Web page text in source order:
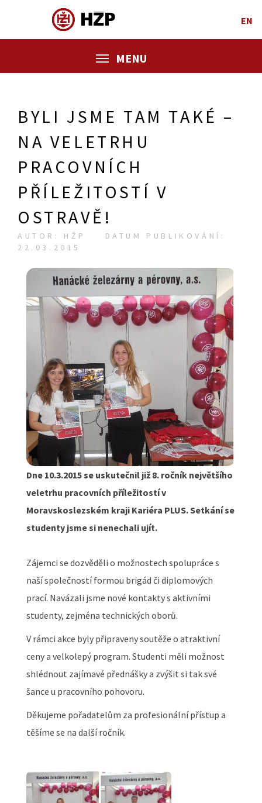
EN
MENU
BYLI JSME TAM TAKÉ –
NA VELETRHU
PRACOVNÍCH
PŘÍLEŽITOSTÍ V
OSTRAVĚ!
AUTOR: HŽP
DATUM PUBLIKOVÁNÍ:
22.03.2015
Dne 10.3.2015 se uskutečnil již 8. ročník největšího
veletrhu pracovních příležitostí v
Moravskoslezském kraji Kariéra PLUS. Setkání se
studenty jsme si nenechali ujít.
Zájemci se dozvěděli o možnostech spolupráce s
naší společností formou brigád či diplomových
prací. Navázali jsme nové kontakty s aktivními
studenty, zejména technických oborů.
V rámci akce byly připraveny soutěže o atraktivní
ceny a velkolepý program. Studenti měli možnost
shlédnout zajímavé přednášky a zvýšit si tak své
šance u pracovního pohovoru.
Děkujeme pořadatelům za profesionální přístup a
těšíme se na další ročník.